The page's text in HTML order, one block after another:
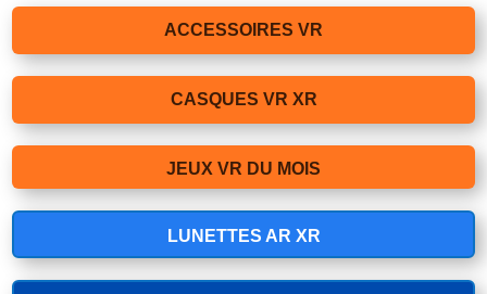
ACCESSOIRES VR
CASQUES VR XR
JEUX VR DU MOIS
LUNETTES AR XR